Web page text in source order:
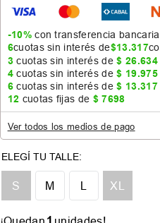
-10%con transferencia bancaria
6cuotas sin interés de$13.317
3cuotas sin interés de$ 26.634
4cuotas sin interés de$ 19.975
6cuotas sin interés de$ 13.317
12 cuotas fijas de $ 7698
Ver todos los medios de pago
S L
M XL